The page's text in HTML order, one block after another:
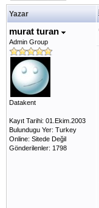
Yazar
murat turan
Admin Group
Datakent
Kayıt Tarihi: 01.Ekim.2003
Bulundugu Yer: Turkey
Online: Sitede Değil
Gönderilenler: 1798